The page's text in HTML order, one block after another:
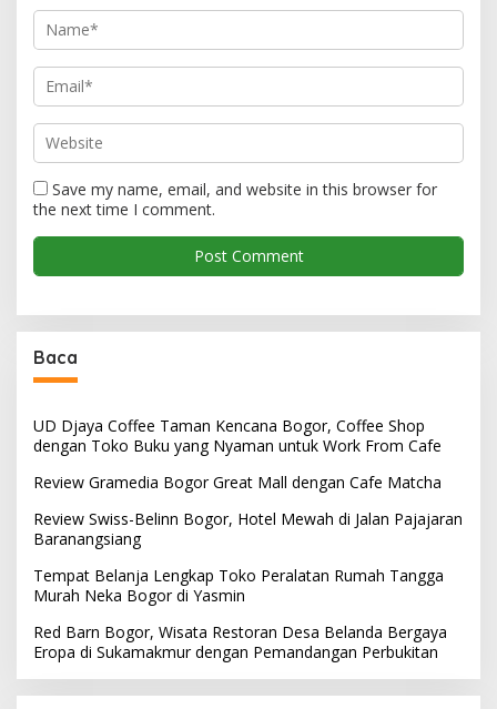
Save my name, email, and website in this browser for
the next time I comment.
Baca
UD Djaya Coffee Taman Kencana Bogor, Coffee Shop
dengan Toko Buku yang Nyaman untuk Work From Cafe
Review Gramedia Bogor Great Mall dengan Cafe Matcha
Review Swiss-Belinn Bogor, Hotel Mewah di Jalan Pajajaran
Baranangsiang
Tempat Belanja Lengkap Toko Peralatan Rumah Tangga
Murah Neka Bogor di Yasmin
Red Barn Bogor, Wisata Restoran Desa Belanda Bergaya
Eropa di Sukamakmur dengan Pemandangan Perbukitan